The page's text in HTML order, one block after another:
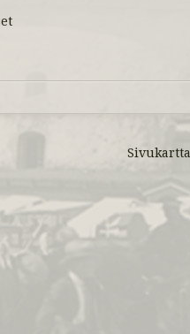
Sivukartta